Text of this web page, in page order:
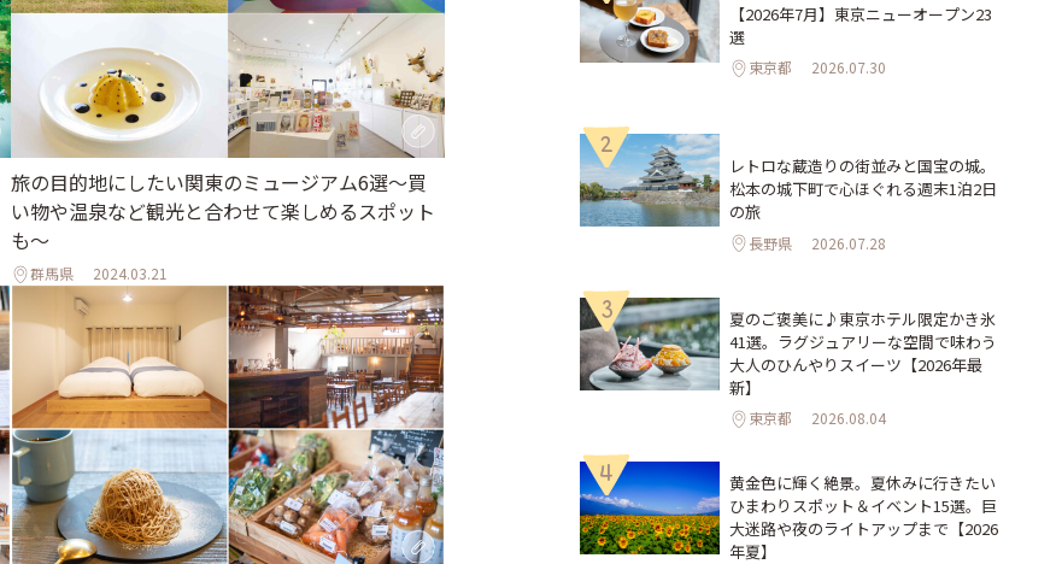
旅の目的地にしたい関東のミュージアム6選～買
い物や温泉など観光と合わせて楽しめるスポット
も～
群馬県 2024.03.21
【2026年7月】東京ニューオープン23
選
東京都 2026.07.30
2
レトロな蔵造りの街並みと国宝の城。
松本の城下町で心ほぐれる週末1泊2日
の旅
長野県 2026.07.28
3
夏のご褒美に♪東京ホテル限定かき氷
41選。ラグジュアリーな空間で味わう
大人のひんやりスイーツ【2026年最
新】
東京都 2026.08.04
4
黄金色に輝く絶景。夏休みに行きたい
ひまわりスポット＆イベント15選。巨
大迷路や夜のライトアップまで【2026
年夏】